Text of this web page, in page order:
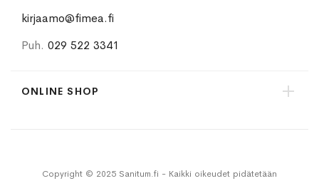
kirjaamo@fimea.fi
Puh. 029 522 3341
ONLINE SHOP
Copyright © 2025 Sanitum.fi - Kaikki oikeudet pidätetään